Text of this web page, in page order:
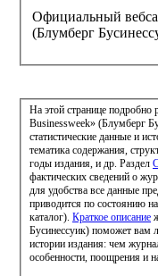
Официальный
(Блумберг
На этой странице подробно
Businessweek» (Блумберг
статистические данные и
тематика содержания,
годы издания, и др. Раздел
фактических сведений о
для удобства все данные представлены в
приводится по состоянию
каталог). Краткое описание
Бусинессуик) поможет вам
истории издания: чем
особенности, поощрения и